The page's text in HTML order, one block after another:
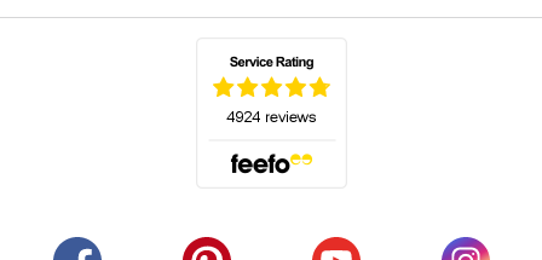
(öffnet sich in einem neuen Tab)
(öffnet sich in einem neuen Tab)
(öffnet sich in einem
(öffnet